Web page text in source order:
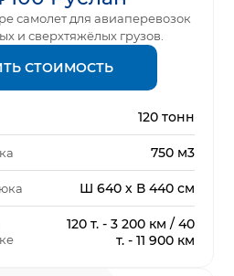
самолет для авиаперевозок
и сверхтяжёлых грузов.
СТОИМОСТЬ
120 тонн
750 м3
Ш 640 х В 440 см
120 т. - 3 200 км / 40
т. - 11 900 км